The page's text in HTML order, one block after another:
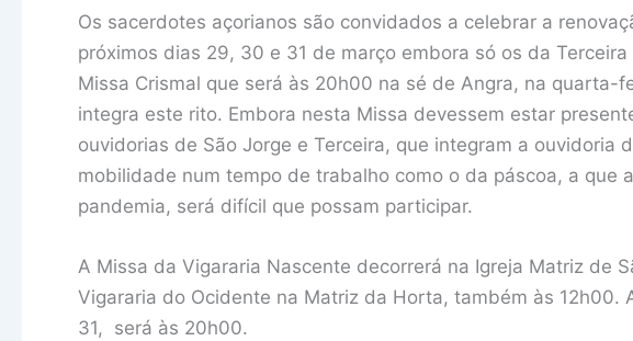
Os sacerdotes açorianos são convidados a celebrar a
próximos dias 29, 30 e 31 de março embora só os da
Missa Crismal que será às 20h00 na sé de Angra, na quarta-
integra este rito. Embora nesta Missa devessem estar
ouvidorias de São Jorge e Terceira, que integram a ouvidoria
mobilidade num tempo de trabalho como o da páscoa, a que
pandemia, será difícil que possam participar.
A Missa da Vigararia Nascente decorrerá na Igreja Matriz de
Vigararia do Ocidente na Matriz da Horta, também às 12h00.
31, será às 20h00.